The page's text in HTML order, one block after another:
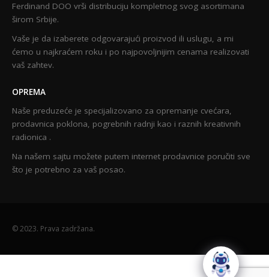
Ferdinand DOO vrši distribuciju kompletnog svog asortimana
širom Srbije.
Vaše je da izaberete odgovarajući proizvod ili uslugu, a mi
ćemo u najkraćem roku i po najpovoljnijim cenama realizovati
vaš zahtev.
OPREMA
Naše preduzeće je specijalizovano za opremanje cvećara,
prodavnica poklona, pogrebnih radnji kao i raznih kreativnih
radionica .
Na našem sajtu možete putem internet prodavnice poručiti sve
što je potrebno za vaš posao.
© 2023. Prava zadržana.